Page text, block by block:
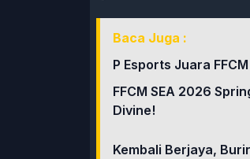
Baca Juga :
P Esports Juara
FFCM SEA 2026
Divine!
Kembali Berjaya,